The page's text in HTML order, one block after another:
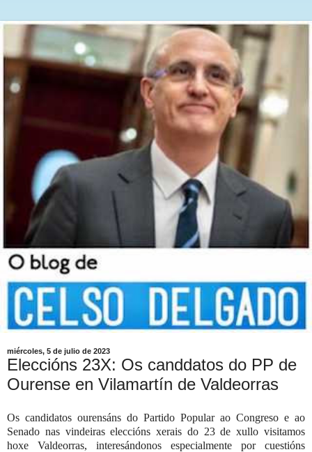
miércoles, 5 de julio de 2023
Eleccións 23X: Os canddatos do PP de
Ourense en Vilamartín de Valdeorras
Os candidatos ourensáns do Partido Popular ao Congreso e ao
Senado nas vindeiras eleccións xerais do 23 de xullo visitamos
hoxe Valdeorras, interesándonos especialmente por cuestións